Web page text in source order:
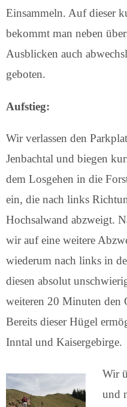
Einsammeln. Auf dieser
bekommt man neben
Ausblicken auch
geboten.
Aufstieg:
Wir verlassen den
Jenbachtal und biegen
dem Losgehen in die
ein, die nach links
Hochsalwand abzweigt.
wir auf eine weitere
wiederum nach links in
diesen absolut
weiteren 20 Minuten den
Bereits dieser Hügel
Inntal und Kaisergebirge.
Wir
und